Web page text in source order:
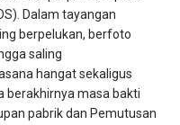
Dalam tayangan
berpelukan, berfoto
saling
hangat sekaligus
berakhirnya masa bakti
pabrik dan Pemutusan